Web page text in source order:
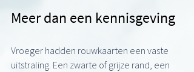
Meer dan een kennisgeving
Vroeger hadden rouwkaarten een vaste
uitstraling. Een zwarte of grijze rand, een